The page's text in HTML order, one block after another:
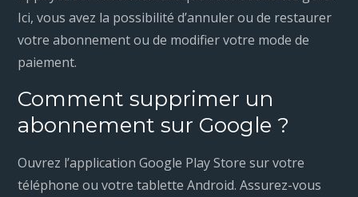
Ici, vous avez la possibilité d’annuler ou de restaurer
votre abonnement ou de modifier votre mode de
paiement.
Comment supprimer un
abonnement sur Google ?
Ouvrez l’application Google Play Store sur votre
téléphone ou votre tablette Android. Assurez-vous